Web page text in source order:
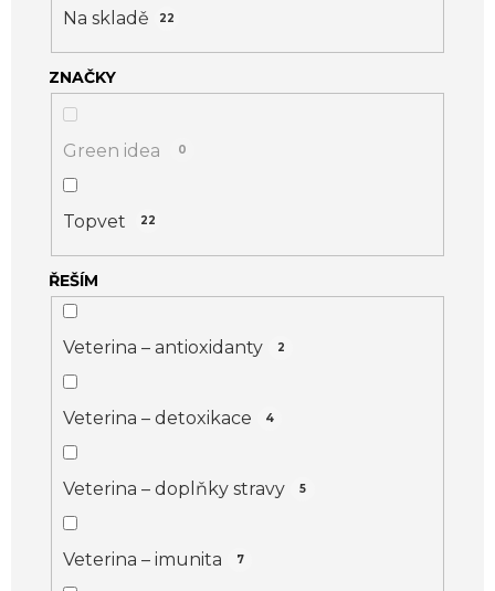
Na skladě 22
ZNAČKY
Green idea 0
Topvet 22
ŘEŠÍM
Veterina – antioxidanty 2
Veterina – detoxikace 4
Veterina – doplňky stravy 5
Veterina – imunita 7